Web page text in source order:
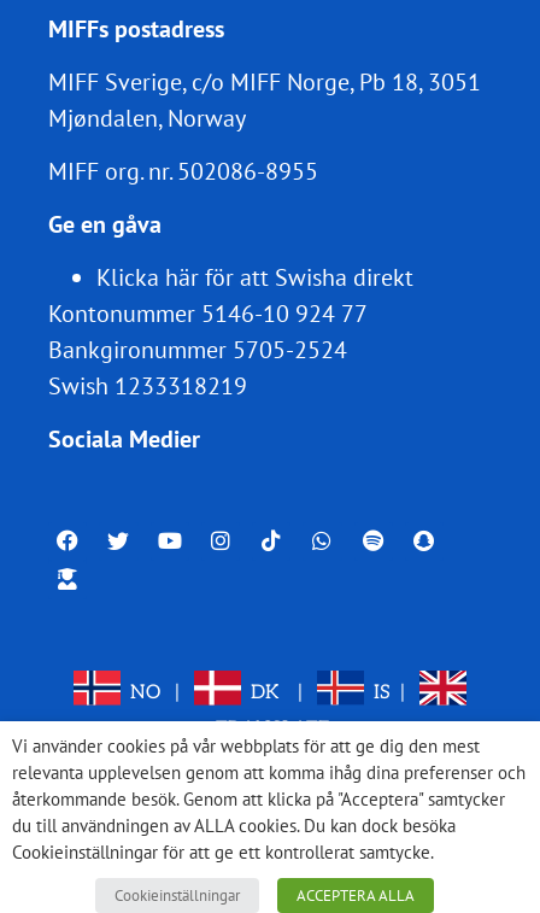
MIFFs postadress
MIFF Sverige, c/o MIFF Norge, Pb 18, 3051
Mjøndalen, Norway
MIFF org. nr.502086-8955
Ge en gåva
Klicka här för att Swisha direkt
Kontonummer 5146-10 924 77
Bankgironummer 5705-2524
Swish 1233318219
Sociala Medier
NO DK IS
© 2026 Med Israel för fred
Vi använder cookies på vår webbplats för att ge dig den mest
relevanta upplevelsen genom att komma ihåg dina preferenser och
återkommande besök. Genom att klicka på "Acceptera" samtycker
du till användningen av ALLA cookies. Du kan dock besöka
Cookieinställningar för att ge ett kontrollerat samtycke.
Cookieinställningar ACCEPTERA ALLA